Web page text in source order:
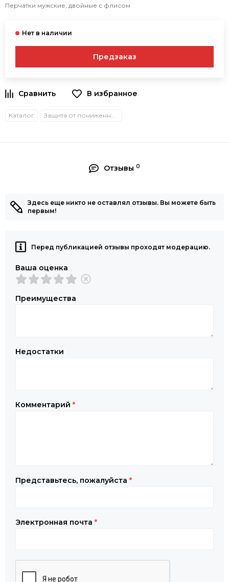
Перчатки мужские, двойные с флисом
Предзаказ
В избранное
Каталог Защита от пониженных температур
Отзывы 0
Здесь еще никто не оставлял отзывы. Вы можете быть
первым!
Перед публикацией отзывы проходят модерацию.
Ваша оценка
Преимущества
Недостатки
Комментарий *
Представьтесь, пожалуйста *
Электронная почта *